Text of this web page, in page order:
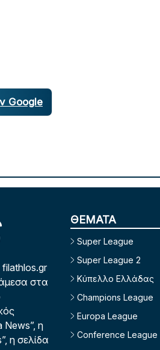
Google
στα
News”, η
η σελίδα
ΘΕΜΑΤΑ
Super League
Super League 2
Κύπελλο Ελλάδας
Champions League
Europa League
Conference League